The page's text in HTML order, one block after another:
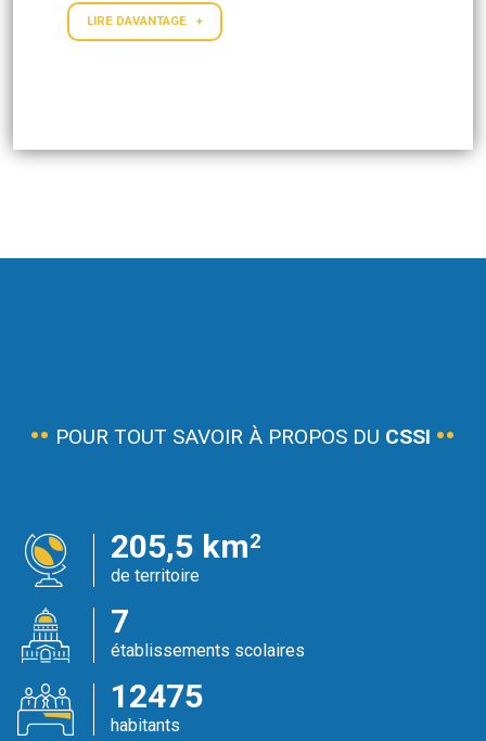
LIRE DAVANTAGE +
POUR TOUT SAVOIR À PROPOS DU CSSI
205,5 km2
de territoire
7
établissements scolaires
12475
habitants